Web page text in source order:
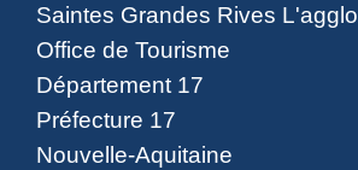
Saintes Grandes Rives L'agglo
Office de Tourisme
Département 17
Préfecture 17
Nouvelle-Aquitaine